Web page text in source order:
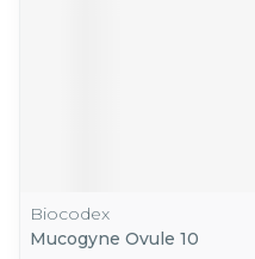
Biocodex
Mucogyne Ovule 10